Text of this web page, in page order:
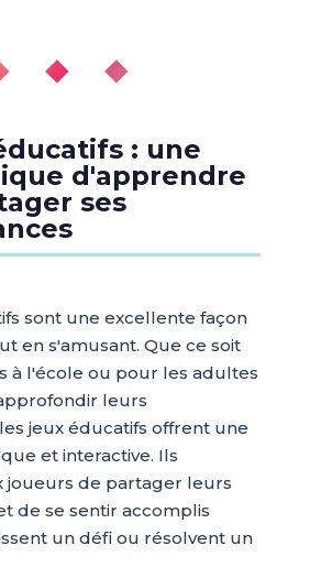
◆ ◆
: une
d'apprendre
ses
sont une excellente façon
en s'amusant. Que ce soit
à l'école ou pour les adultes
leurs
jeux éducatifs offrent une
et interactive. Ils
joueurs de partager leurs
de se sentir accomplis
un défi ou résolvent un